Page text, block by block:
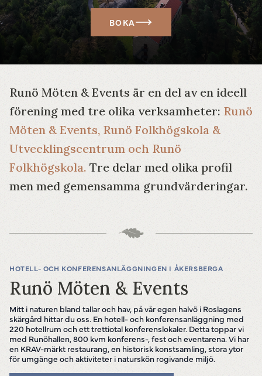
BOKA
Runö Möten & Events är en del av en ideell
förening med tre olika verksamheter: Runö
Möten & Events, Runö Folkhögskola &
Utvecklingscentrum och Runö
Folkhögskola. Tre delar med olika profil
men med gemensamma grundvärderingar.
HOTELL- OCH KONFERENSANLÄGGNINGEN I ÅKERSBERGA
Runö Möten & Events
Mitt i naturen bland tallar och hav, på vår egen halvö i Roslagens
skärgård hittar du oss. En hotell- och konferensanläggning med
220 hotellrum och ett trettiotal konferenslokaler. Detta toppar vi
med Runöhallen, 800 kvm konferens-, fest och eventarena. Vi har
en KRAV-märkt restaurang, en historisk konstsamling, stora ytor
för umgänge och aktiviteter i naturskön rogivande miljö.